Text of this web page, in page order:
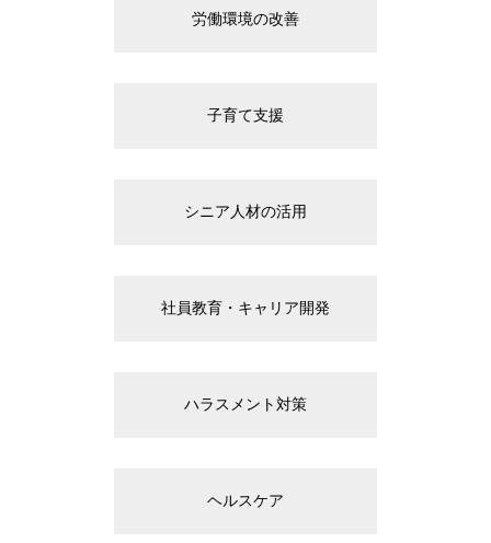
労働環境の改善
子育て支援
シニア人材の活用
社員教育・キャリア開発
ハラスメント対策
ヘルスケア